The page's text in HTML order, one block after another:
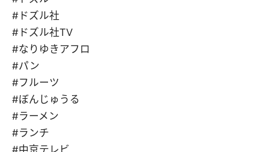
#ドズル社
#ドズル社TV
#なりゆきアフロ
#パン
#フルーツ
#ぼんじゅうる
#ラーメン
#ランチ